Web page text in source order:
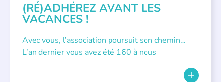
(RÉ)ADHÉREZ AVANT LES
VACANCES !
Avec vous, l’association poursuit son chemin…
L’an dernier vous avez été 160 à nous